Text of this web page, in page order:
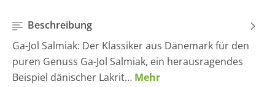
Beschreibung
Ga-Jol Salmiak: Der Klassiker aus Dänemark für den
puren Genuss Ga-Jol Salmiak, ein herausragendes
Beispiel dänischer Lakrit… Mehr